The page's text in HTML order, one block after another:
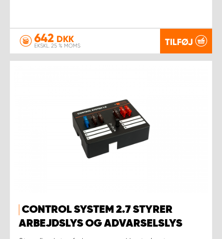
642 DKK
EKSKL. 25 % MOMS TILFØJ
CONTROL SYSTEM 2.7 STYRER
ARBEJDSLYS OG ADVARSELSLYS